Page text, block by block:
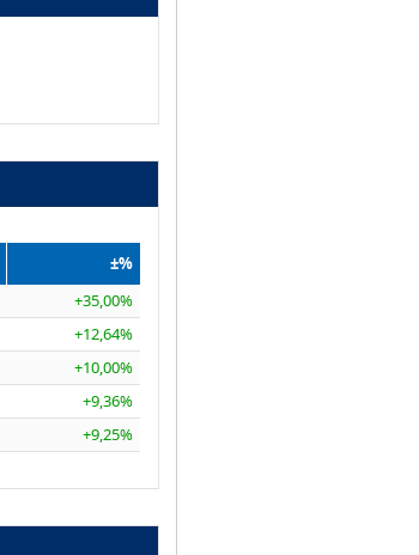
±%
+35,00%
+12,64%
+10,00%
+9,36%
+9,25%